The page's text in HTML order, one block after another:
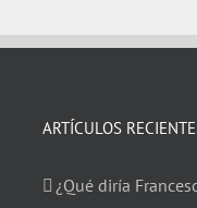
ARTÍCULOS
¿Qué diría